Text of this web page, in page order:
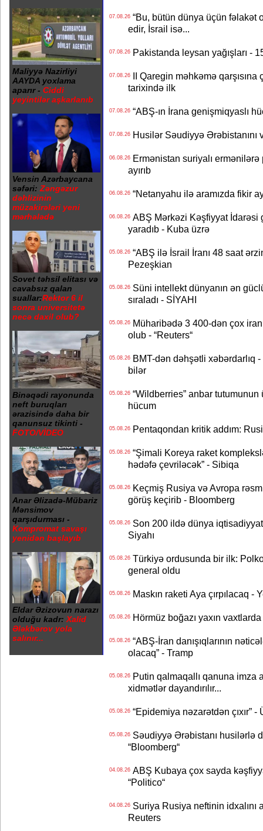
Maliyyə Nazirliyi
AAYDA yoxlama
aparır - Ciddi
yeyintilər aşkarlanıb
Vensin Azərbaycana
səfəri: Zəngəzur
dəhlizinin
müzakirələri yeni
mərhələdə
Sovet təhsil elitası və
cavabsız qalan
suallar:Rektor 6 il
sonra universitetə
necə daxil olub?
Binəqədi rayonunda
neft buruqları
ərazisində daha bir
qanunsuz tikinti -
FOTO/VİDEO
Anar Əlizadə-Mübariz
Mənsimov
qarşıdurması -
Kompromat savaşı
yenidən başlayıb
Eldar Əzizovun narazı
olduğu kadr: Xalid
Ələkbərov yola
salınır...
07.08.26“Bu, bütün dünya üçün fəlakət
edir, İsrail isə...
07.08.26Pakistanda leysan yağışları -
07.08.26II Qaregin məhkəmə qarşısına
tarixində ilk
07.08.26“ABŞ-ın İrana genişmiqyaslı
07.08.26Husilər Səudiyyə Ərəbistanını
06.08.26Ermənistan suriyalı ermənilərə
ayırıb
06.08.26“Netanyahu ilə aramızda fikir
06.08.26ABŞ Mərkəzi Kəşfiyyat İdarəsi
yaradıb - Kuba üzrə
05.08.26“ABŞ ilə İsrail İranı 48 saat
Pezeşkian
05.08.26Süni intellekt dünyanın ən
sıraladı - SİYAHI
05.08.26Müharibədə 3 400-dən çox
olub - “Reuters“
05.08.26BMT-dən dəhşətli xəbərdarlıq
bilər
05.08.26“Wildberries” anbar tutumunun
hücum
05.08.26Pentaqondan kritik addım:
05.08.26“Şimali Koreya raket
hədəfə çevriləcək” - Sibiqa
05.08.26Keçmiş Rusiya və Avropa
görüş keçirib - Bloomberg
05.08.26Son 200 ildə dünya
Siyahı
05.08.26Türkiyə ordusunda bir ilk:
general oldu
05.08.26Maskın raketi Aya çırpılacaq -
05.08.26Hörmüz boğazı yaxın
05.08.26“ABŞ-İran danışıqlarının
olacaq” - Tramp
05.08.26Putin qalmaqallı qanuna imza
xidmətlər dayandırılır...
05.08.26“Epidemiya nəzarətdən çıxır” -
05.08.26Səudiyyə Ərəbistanı husilərlə
“Bloomberg“
04.08.26ABŞ Kubaya çox sayda
“Politico“
04.08.26Suriya Rusiya neftinin idxalını
Reuters